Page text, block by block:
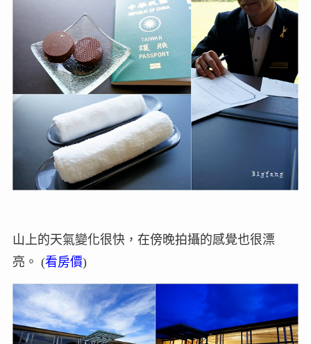
山上的天氣變化很快，在傍晚拍攝的感覺也很漂
亮。 (看房價)